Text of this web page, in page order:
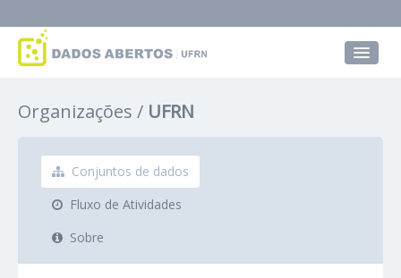
Grupos
Sobre
Organizações UFRN
Conjuntos de dados
Fluxo de Atividades
Sobre